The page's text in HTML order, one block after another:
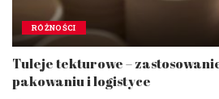
RÓŻNOŚCI
Tuleje tekturowe –
pakowaniu i logistyce